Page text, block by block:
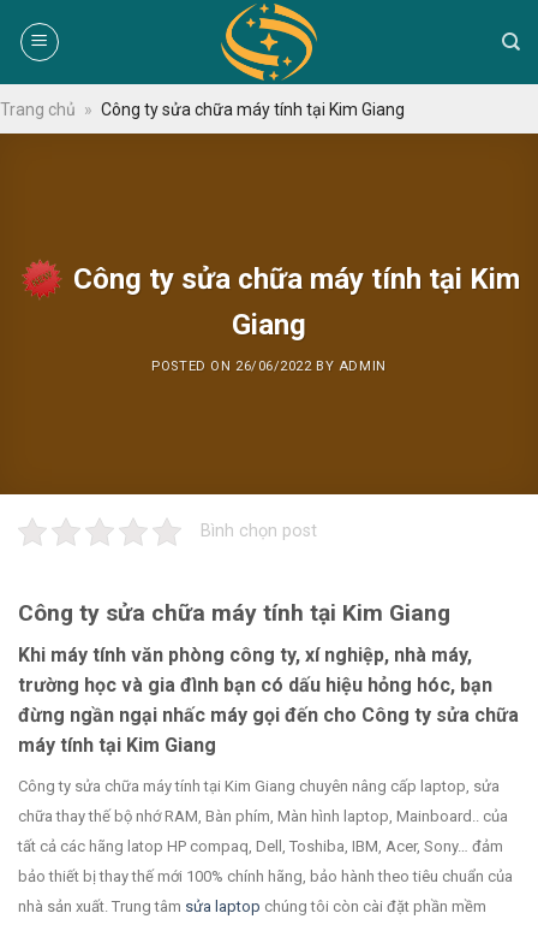
Trang chủ » Công ty sửa chữa máy tính tại Kim Giang
Công ty sửa chữa máy tính tại Kim
Giang
POSTED ON 26/06/2022 BY ADMIN
Bình chọn post
Công ty sửa chữa máy tính tại Kim Giang
Khi máy tính văn phòng công ty, xí nghiệp, nhà máy,
trường học và gia đình bạn có dấu hiệu hỏng hóc, bạn
đừng ngần ngại nhấc máy gọi đến cho Công ty sửa chữa
máy tính tại Kim Giang
Công ty sửa chữa máy tính tại Kim Giang chuyên nâng cấp laptop, sửa
chữa thay thế bộ nhớ RAM, Bàn phím, Màn hình laptop, Mainboard.. của
tất cả các hãng latop HP compaq, Dell, Toshiba, IBM, Acer, Sony… đảm
bảo thiết bị thay thế mới 100% chính hãng, bảo hành theo tiêu chuẩn của
nhà sản xuất. Trung tâm sửa laptop chúng tôi còn cài đặt phần mềm